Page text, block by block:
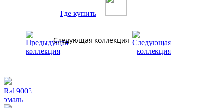
Где купить
Следующая коллекция
Ral 9003
эмаль